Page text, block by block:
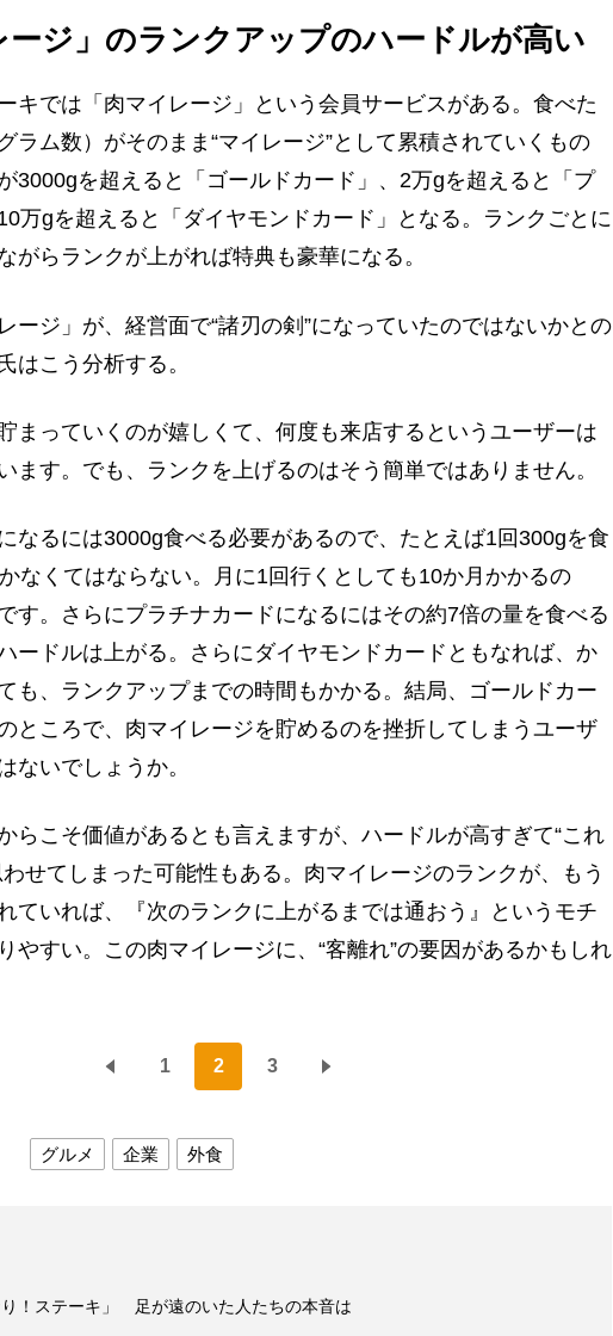
ージ」のランクアップのハードルが高い
キでは「肉マイレージ」という会員サービスがある。食べた
ラム数）がそのまま“マイレージ”として累積されていくもの
3000gを超えると「ゴールドカード」、2万gを超えると「プ
万gを超えると「ダイヤモンドカード」となる。ランクごとに
がらランクが上がれば特典も豪華になる。
ージ」が、経営面で“諸刃の剣”になっていたのではないかとの
はこう分析する。
まっていくのが嬉しくて、何度も来店するというユーザーは
ます。でも、ランクを上げるのはそう簡単ではありません。
なるには3000g食べる必要があるので、たとえば1回300gを食
なくてはならない。月に1回行くとしても10か月かかるの
す。さらにプラチナカードになるにはその約7倍の量を食べる
ードルは上がる。さらにダイヤモンドカードともなれば、か
も、ランクアップまでの時間もかかる。結局、ゴールドカー
ところで、肉マイレージを貯めるのを挫折してしまうユーザ
ないでしょうか。
らこそ価値があるとも言えますが、ハードルが高すぎて“これ
せてしまった可能性もある。肉マイレージのランクが、もう
ていれば、『次のランクに上がるまでは通おう』というモチ
やすい。この肉マイレージに、“客離れ”の要因があるかもしれ
1 2 3
グルメ 企業 外食
！ステーキ」 足が遠のいた人たちの本音は